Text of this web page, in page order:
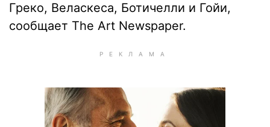
Греко, Веласкеса, Ботичелли и Гойи,
сообщает The Art Newspaper.